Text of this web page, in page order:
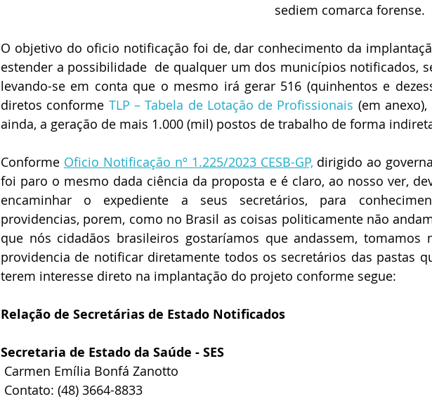
sediem comarca forense.
O objetivo do oficio notificação foi de, dar conhecimento da
estender a possibilidade  de qualquer um dos municípios notificados,
levando-se em conta que o mesmo irá gerar 516 (quinhentos e
diretos conforme TLP – Tabela de Lotação de Profissionais (em
ainda, a geração de mais 1.000 (mil) postos de trabalho de forma
Conforme Oficio Notificação nº 1.225/2023 CESB-GP, dirigido ao
foi paro o mesmo dada ciência da proposta e é claro, ao nosso ver,
encaminhar o expediente a seus secretários, para
providencias, porem, como no Brasil as coisas politicamente não
que nós cidadãos brasileiros gostaríamos que andassem, tomamos
providencia de notificar diretamente todos os secretários das pastas
terem interesse direto na implantação do projeto conforme segue:
Relação de Secretárias de Estado Notificados
Secretaria de Estado da Saúde - SES
Carmen Emília Bonfá Zanotto
Contato: (48) 3664-8833